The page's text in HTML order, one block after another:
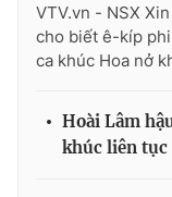
Cơ quan báo chí:
Giấy phép hoạt
Tổng Biên tập:
Vũ
Phó Tổng Biên tập:
VTV.vn - NSX
cho biết ê-kíp
ca khúc Hoa nở
Hoài Lâm
khúc liên tục